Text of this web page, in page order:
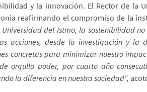
y la innovación. El Rector de la
reafirmando el compromiso de la
Universidad del Istmo, la sostenibilidad
acciones, desde la investigación y
concretas para minimizar nuestro
orgullo poder, por cuarto año
la diferencia en nuestra sociedad",